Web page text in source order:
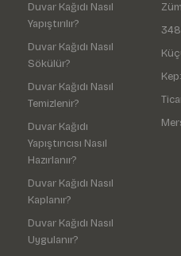
Duvar Kağıdı Nasıl
Yapıştırılır?
Duvar Kağıdı Nasıl
Sökülür?
Duvar Kağıdı Nasıl
Temizlenir?
Duvar Kağıdı
Yapıştırıcısı Nasıl
Hazırlanır?
Duvar Kağıdı Nasıl
Kaplanır?
Duvar Kağıdı Nasıl
Uygulanır?